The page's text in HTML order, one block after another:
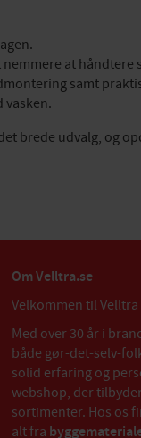
at håndtere
samt
brede udvalg, og
Om Velltra.se
Velkommen til
Med over 30 år i
både gør-det-selv-
solid erfaring og
webshop, der
sortimenter. Hos os
alt fra